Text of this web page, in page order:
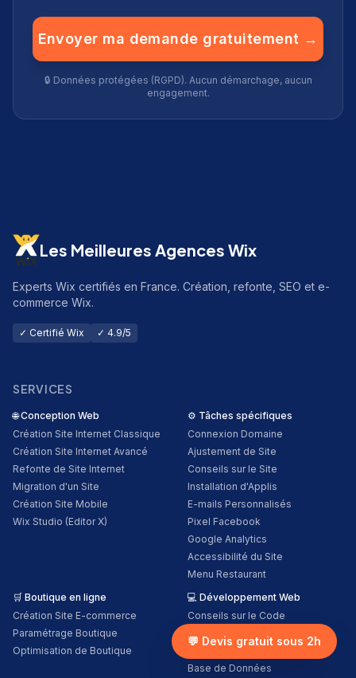
Envoyer ma demande gratuitement →
🔒 Données protégées (RGPD). Aucun démarchage, aucun
engagement.
Les Meilleures Agences Wix
Experts Wix certifiés en France. Création, refonte, SEO et e-
commerce Wix.
✓ Certifié Wix ✓ 4.9/5
SERVICES
🌐 Conception Web
Création Site Internet Classique
Création Site Internet Avancé
Refonte de Site Internet
Migration d'un Site
Création Site Mobile
Wix Studio (Editor X)
⚙️ Tâches spécifiques
Connexion Domaine
Ajustement de Site
Conseils sur le Site
Installation d'Applis
E-mails Personnalisés
Pixel Facebook
Google Analytics
Accessibilité du Site
Menu Restaurant
🛒 Boutique en ligne
Création Site E-commerce
Paramétrage Boutique
Optimisation de Boutique
💻 Développement Web
Conseils sur le Code
Fonctions Personnalisées
Services Tiers
Base de Données
💬 Devis gratuit sous 2h